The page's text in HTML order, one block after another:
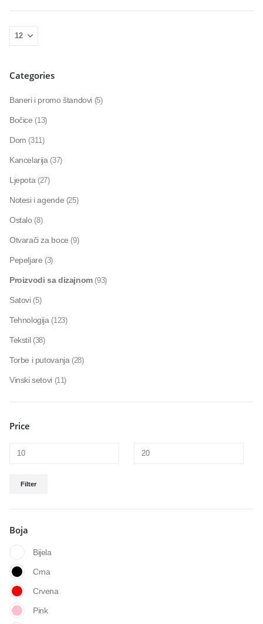
Categories
Baneri i promo štandovi (5)
Bočice (13)
Dom (311)
Kancelarija (37)
Ljepota (27)
Notesi i agende (25)
Ostalo (8)
Otvarači za boce (9)
Pepeljare (3)
Proizvodi sa dizajnom (93)
Satovi (5)
Tehnologija (123)
Tekstil (38)
Torbe i putovanja (28)
Vinski setovi (11)
Price
Filter
Boja
Bijela
Crna
Crvena
Pink